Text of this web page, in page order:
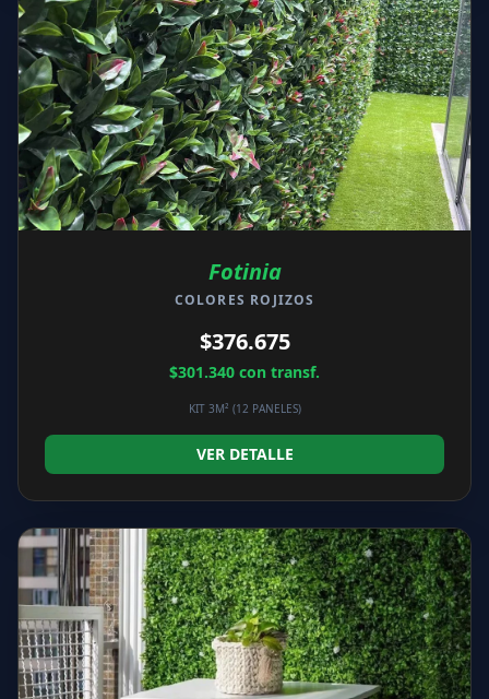
Fotinia
COLORES ROJIZOS
$376.675
$301.340 con transf.
KIT 3M² (12 PANELES)
VER DETALLE